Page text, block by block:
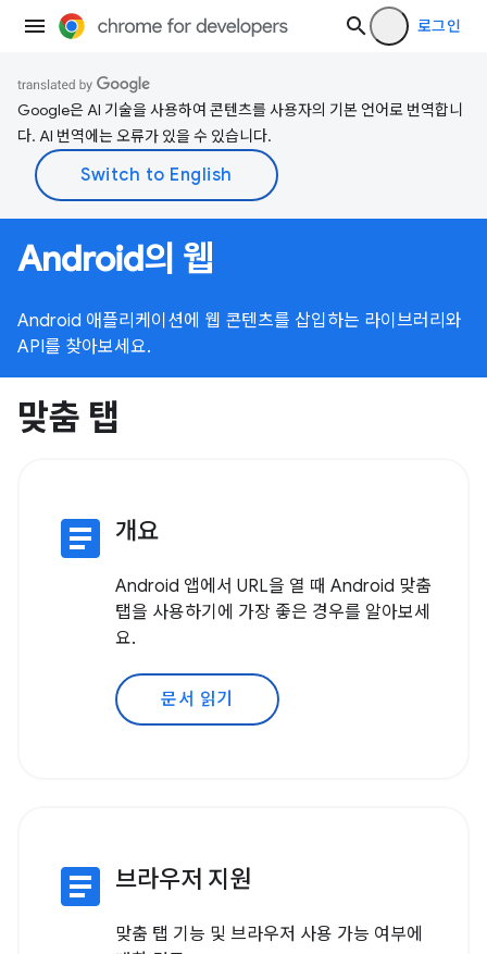
로그인
Google은 AI 기술을 사용하여 콘텐츠를 사용자의 기본 언어로 번역합니
다. AI 번역에는 오류가 있을 수 있습니다.
Android의 웹
Android 애플리케이션에 웹 콘텐츠를 삽입하는 라이브러리와
API를 찾아보세요.
맞춤 탭
article 개요
Android 앱에서 URL을 열 때 Android 맞춤
탭을 사용하기에 가장 좋은 경우를 알아보세
요.
문서 읽기
article 브라우저 지원
맞춤 탭 기능 및 브라우저 사용 가능 여부에